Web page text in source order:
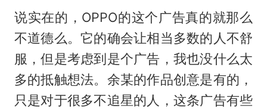
说实在的，OPPO的这个广告真的就那么
不道德么。它的确会让相当多数的人不舒
服，但是考虑到是个广告，我也没什么太
多的抵触想法。余某的作品创意是有的，
只是对于很多不追星的人，这条广告有些